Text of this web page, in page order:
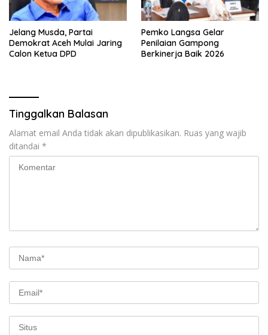
Jelang Musda, Partai
Demokrat Aceh Mulai Jaring
Calon Ketua DPD
Pemko Langsa Gelar
Penilaian Gampong
Berkinerja Baik 2026
Tinggalkan Balasan
Alamat email Anda tidak akan dipublikasikan. Ruas yang wajib
ditandai *